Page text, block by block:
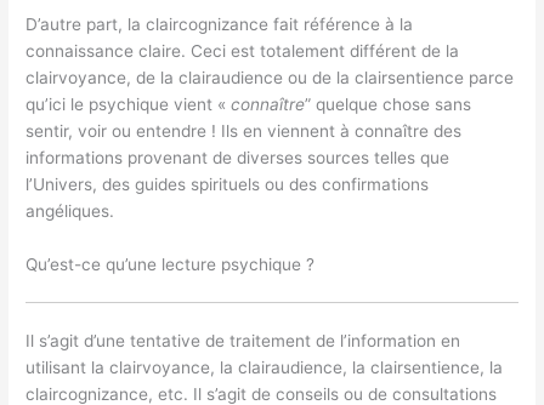
D’autre part, la claircognizance fait référence à la
connaissance claire. Ceci est totalement différent de la
clairvoyance, de la clairaudience ou de la clairsentience parce
qu’ici le psychique vient «connaître” quelque chose sans
sentir, voir ou entendre ! Ils en viennent à connaître des
informations provenant de diverses sources telles que
l’Univers, des guides spirituels ou des confirmations
angéliques.
Qu’est-ce qu’une lecture psychique ?
Il s’agit d’une tentative de traitement de l’information en
utilisant la clairvoyance, la clairaudience, la clairsentience, la
claircognizance, etc. Il s’agit de conseils ou de consultations